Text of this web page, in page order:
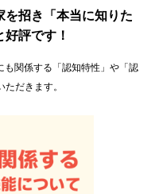
を招き「本当に知りた
評です！
関係する「認知特性」や「認
だきます。